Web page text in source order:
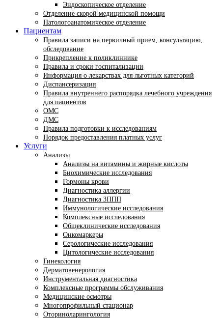
Эндоскопическое отделение
Отделение скорой медицинской помощи
Патологоанатомическое отделение
Пациентам
Правила записи на первичный прием, консультацию,
обследование
Прикрепление к поликлиннике
Правила и сроки госпитализации
Информация о лекарствах для льготных категорий
Диспансеризация
Правила внутреннего распорядка лечебного учреждения
для пациентов
ОМС
ДМС
Правила подготовки к исследованиям
Порядок предоставления платных услуг
Услуги
Анализы
Анализы на витамины и жирные кислоты
Биохимические исследования
Гормоны крови
Диагностика аллергии
Диагностика ЗППП
Иммунологические исследования
Комплексные исследования
Общеклинические исследования
Онкомаркеры
Серологические исследования
Цитологические исследования
Гинекология
Дерматовенерология
Инструментальная диагностика
Комплексные программы обслуживания
Медицинские осмотры
Многопрофильный стационар
Оториноларингология